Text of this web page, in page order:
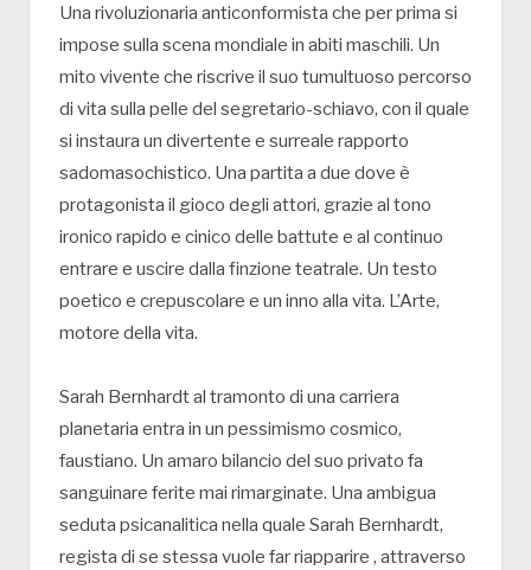
Una rivoluzionaria anticonformista che per prima si
impose sulla scena mondiale in abiti maschili. Un
mito vivente che riscrive il suo tumultuoso percorso
di vita sulla pelle del segretario-schiavo, con il quale
si instaura un divertente e surreale rapporto
sadomasochistico. Una partita a due dove è
protagonista il gioco degli attori, grazie al tono
ironico rapido e cinico delle battute e al continuo
entrare e uscire dalla finzione teatrale. Un testo
poetico e crepuscolare e un inno alla vita. L’Arte,
motore della vita.
Sarah Bernhardt al tramonto di una carriera
planetaria entra in un pessimismo cosmico,
faustiano. Un amaro bilancio del suo privato fa
sanguinare ferite mai rimarginate. Una ambigua
seduta psicanalitica nella quale Sarah Bernhardt,
regista di se stessa vuole far riapparire , attraverso